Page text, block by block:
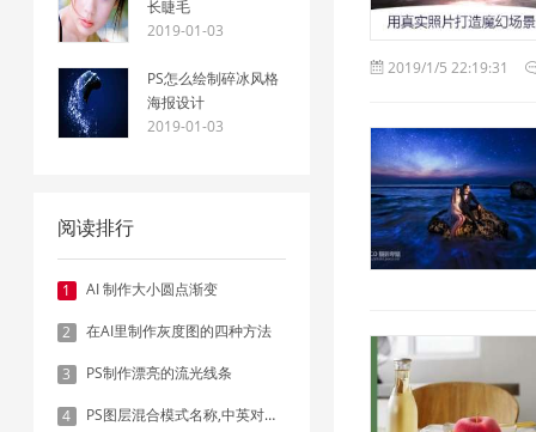
长睫毛
2019-01-03
PS怎么绘制碎冰风格
海报设计
2019-01-03
阅读排行
1 AI 制作大小圆点渐变
2 在AI里制作灰度图的四种方法
3 PS制作漂亮的流光线条
4 PS图层混合模式名称,中英对照表
2019/1/5 22:19:31